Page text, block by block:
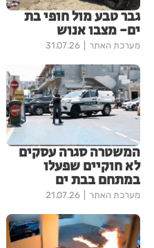
גבר טבע מול חופי בת
ים- מצבו אנוש
מערכת האתר 31.07.26
המשטרה סגרה עסקים
לא חוקיים שפעלו
במתחם בבת ים
מערכת האתר 21.07.26